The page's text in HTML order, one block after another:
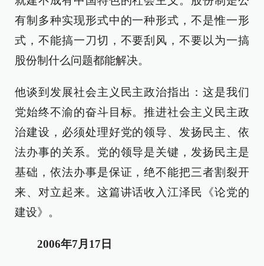
有制多种实现形式中的一种形式，不是惟一形
式，不能搞一刀切，不要刮风，不要以为一搞
股份制什么问题都能解决。
他谈到发展社会主义民主政治指出：这是我们
党始终不渝的奋斗目标。推进社会主义民主政
治建设，必须处理好党的领导、发扬民主、依
法办事的关系。党的领导是关键，发扬民主是
基础，依法办事是保证，绝不能把三者割裂开
来、对立起来。这篇讲话收入江泽民《论党的
建设》。
2006年7月17日